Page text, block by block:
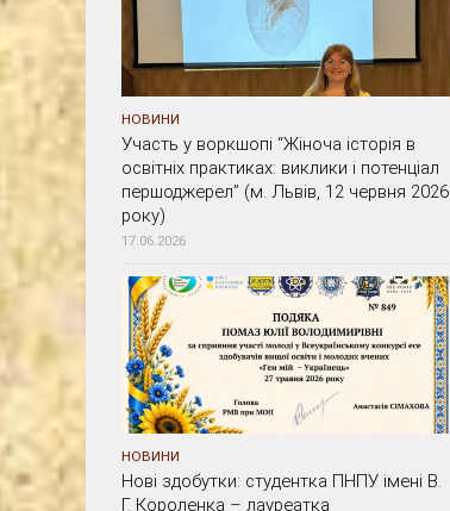
НОВИНИ
Участь у воркшопі “Жіноча історія в
освітніх практиках: виклики і потенціал
першоджерел” (м. Львів, 12 червня 2026
року)
17.06.2026
НОВИНИ
Нові здобутки: студентка ПНПУ імені В.
Г. Короленка – лауреатка